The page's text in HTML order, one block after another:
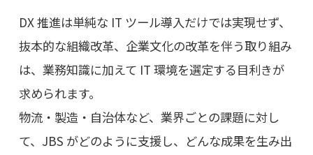
DX 推進は単純な IT ツール導入だけでは実現せず、
抜本的な組織改革、企業文化の改革を伴う取り組み
は、業務知識に加えて IT 環境を選定する目利きが
求められます。
物流・製造・自治体など、業界ごとの課題に対し
て、JBS がどのように支援し、どんな成果を生み出